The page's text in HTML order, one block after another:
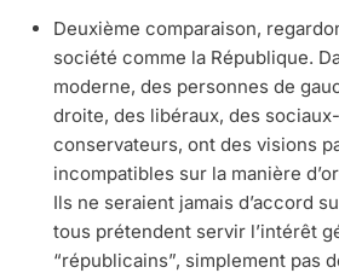
Deuxième comparaison,
société comme la République.
moderne, des personnes de
droite, des libéraux, des
conservateurs, ont des visions
incompatibles sur la manière
Ils ne seraient jamais d’accord
tous prétendent servir l’intérêt
“républicains”, simplement pas